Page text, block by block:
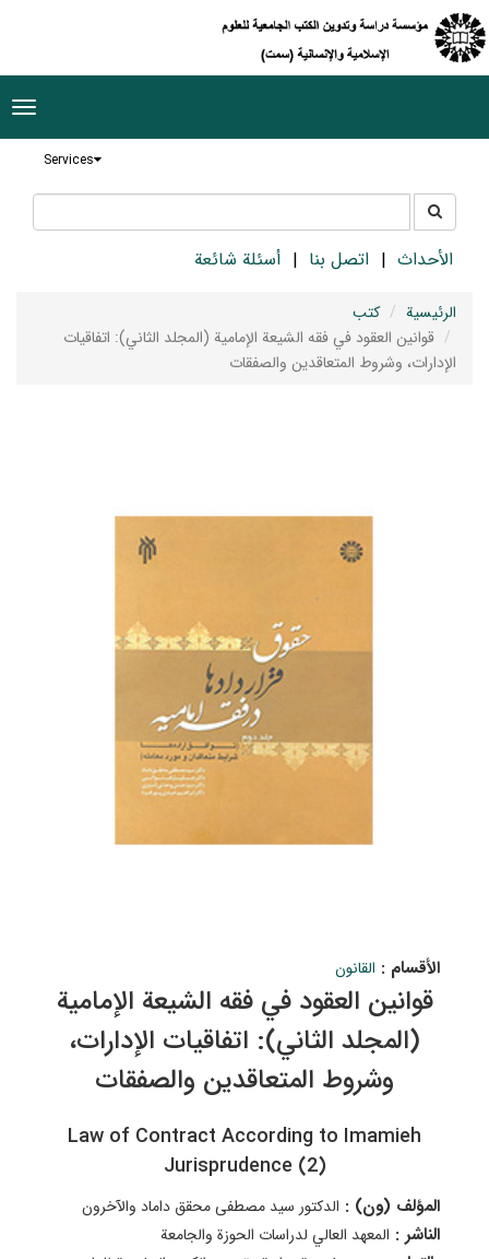
Services
جستجو
در
سایتالأحداث اتصل بنا أسئلة شائعة
الرئيسية
كتب
قوانين العقود في فقه الشيعة الإمامية (المجلد الثاني): اتفاقيات
الإدارات، وشروط المتعاقدين والصفقات
الأقسام : القانون
قوانين العقود في فقه الشيعة الإمامية
(المجلد الثاني): اتفاقيات الإدارات،
وشروط المتعاقدين والصفقات
Law of Contract According to Imamieh
Jurisprudence (2)
المؤلف (ون) : الدكتور سيد مصطفى محقق داماد والآخرون
الناشر : المعهد العالي لدراسات الحوزة والجامعة